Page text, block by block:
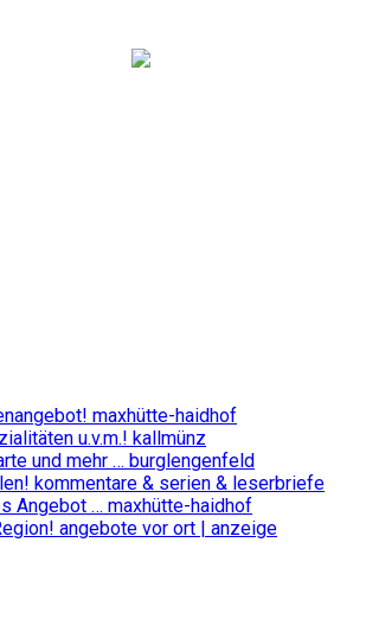
maxhütte-haidhof
u.v.m.! kallmünz
und mehr … burglengenfeld
kommentare & serien & leserbriefe
Angebot … maxhütte-haidhof
angebote vor ort | anzeige